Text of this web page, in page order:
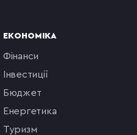
ЕКОНОМІКА
фінанси
інвестиції
бюджет
енергетика
туризм